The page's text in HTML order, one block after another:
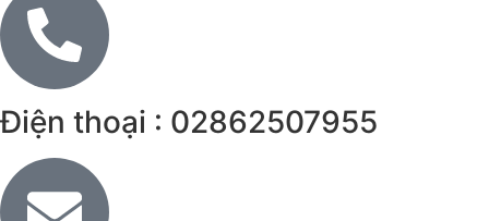
Điện thoại : 02862507955